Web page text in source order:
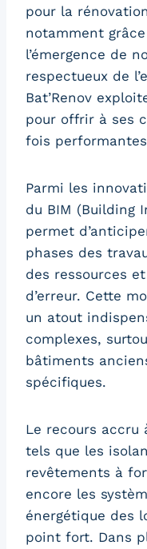
pour la
notamment
l’émergence de
respectueux de
Bat’Renov
pour offrir à ses
fois
Parmi les
du BIM (Building
permet
phases des
des ressources
d’erreur. Cette
un atout
complexes,
bâtiments
spécifiques.
Le recours accru
tels que les
revêtements à
encore les
énergétique des
point fort. Dans